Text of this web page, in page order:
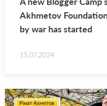
Akhme­tov
by war has started
15.07.2024